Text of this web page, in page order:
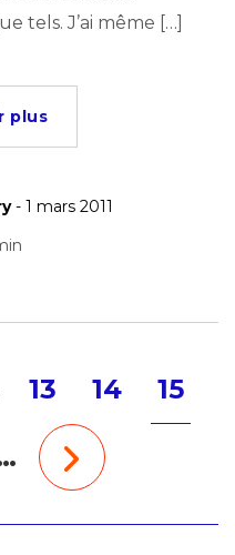
tels. J’ai même […]
plus
- 1 mars 2011
13 14 15